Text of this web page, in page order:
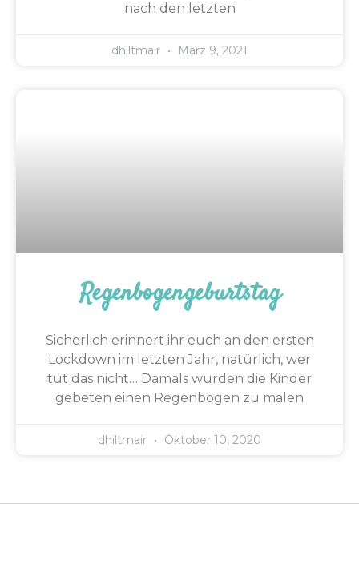
nach den letzten
dhiltmair März 9, 2021
Regenbogengeburtstag
Sicherlich erinnert ihr euch an den ersten
Lockdown im letzten Jahr, natürlich, wer
tut das nicht… Damals wurden die Kinder
gebeten einen Regenbogen zu malen
dhiltmair Oktober 10, 2020